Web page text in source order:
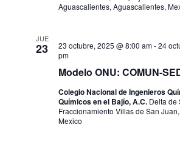
Aguascalientes, Aguascalientes,
JUE
23
Modelo ONU: COMUN-
23 octubre, 2025 @ 8:00 am-24
pm
Colegio Nacional de Ingenieros
Químicos en el Bajío, A.C. Delta de
Fraccionamiento Villas de San
Mexico